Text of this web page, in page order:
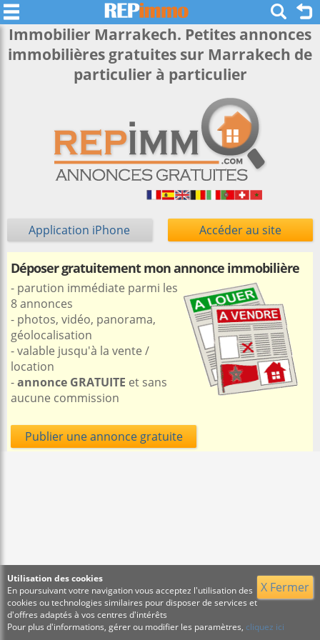
Immobilier Marrakech. Petites annonces
immobilières gratuites sur Marrakech de
particulier à particulier
Application iPhone Accéder au site
Déposer gratuitement mon annonce immobilière
- parution immédiate parmi les
8 annonces
- photos, vidéo, panorama,
géolocalisation
- valable jusqu'à la vente /
location
-annonce GRATUITE et sans
aucune commission
Publier une annonce gratuite
X Fermer
Utilisation des cookies
En poursuivant votre navigation vous acceptez l'utilisation des
cookies ou technologies similaires pour disposer de services et
d'offres adaptés à vos centres d'intérêts
Pour plus d'informations, gérer ou modifier les paramètres, cliquez ici